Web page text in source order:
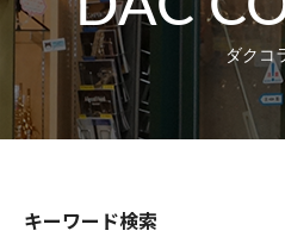
ダクコ
キーワード検索